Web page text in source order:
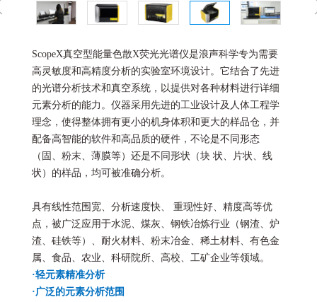
ScopeX真空型能量色散X荧光光谱仪是浪声科学专为需要
高灵敏度和高精度分析的实验室环境设计。它结合了先进
的光谱分析技术和真空系统，以提供对各种材料进行详细
元素分析的能力。仪器采用先进的工业设计及人体工程学
理念，使得整体拥有更小的机身体积和更大的样品仓，并
配备高智能的软件和高品质的硬件，不论是不同形态
（固、粉末、薄膜等）还是不同形状（块 状、片状、线
状）的样品，均可被准确分析。
具有线性范围宽、分析速度快、 重现性好、精度高等优
点，被广泛应用于水泥、煤灰、钢铁冶炼行业（钢渣、炉
渣、硅铁等）、耐火材料、粉末冶金、稀土材料、有色金
属、食品、农业、科研院所、高校、工矿企业等领域。
·轻元素精准分析
·广泛的元素分析范围